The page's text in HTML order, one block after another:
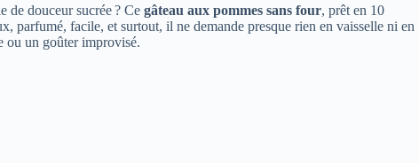
de douceur sucrée ? Ce gâteau aux pommes sans four, prêt en 10
parfumé, facile, et surtout, il ne demande presque rien en vaisselle ni en
ou un goûter improvisé.